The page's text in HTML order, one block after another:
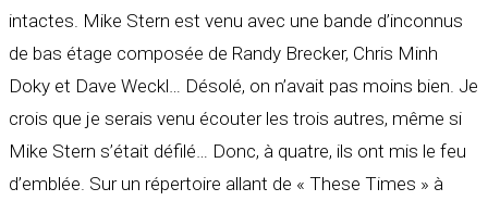
intactes. Mike Stern est venu avec une bande d’inconnus
de bas étage composée de Randy Brecker, Chris Minh
Doky et Dave Weckl… Désolé, on n’avait pas moins bien. Je
crois que je serais venu écouter les trois autres, même si
Mike Stern s’était défilé… Donc, à quatre, ils ont mis le feu
d’emblée. Sur un répertoire allant de « These Times » à